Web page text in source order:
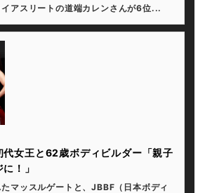
アスリートの道端カレンさんが6位...
代女王と62歳ボディビルダー「親子
！」
マッスルゲートと、JBBF（日本ボディ